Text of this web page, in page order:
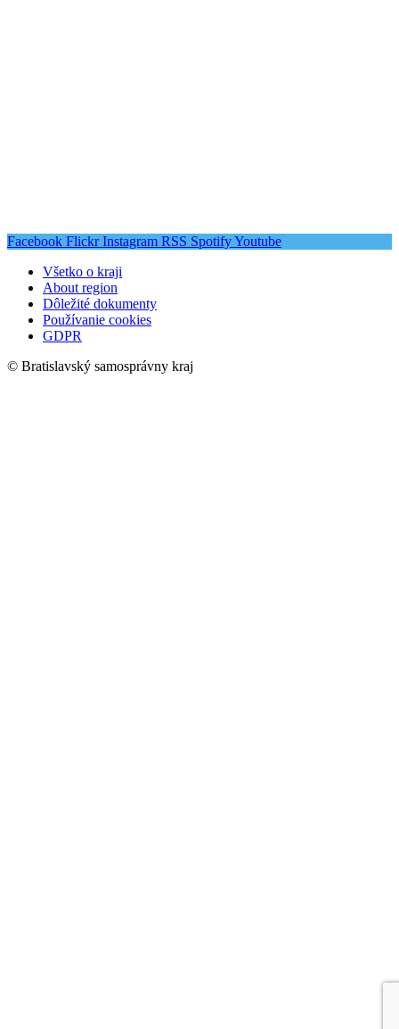
Facebook Flickr Instagram RSS SpotifyYoutube
Všetko o kraji
About region
Dôležité dokumenty
Používanie cookies
GDPR
© Bratislavský samosprávny kraj